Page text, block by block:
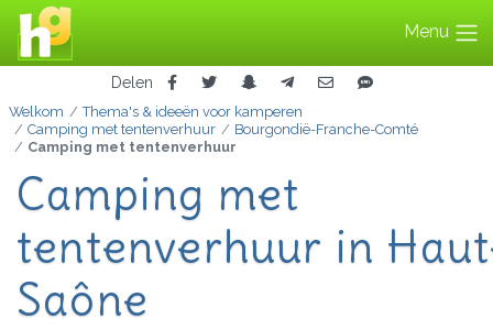
Menu
Delen
Welkom
Thema's & ideeën voor kamperen
Camping met tentenverhuur
Bourgondië-Franche-Comté
Camping met tentenverhuur
Camping met
tentenverhuur in
Saône